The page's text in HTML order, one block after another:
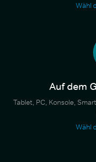
Wähl
Auf dem
Tablet, PC, Konsole,
Wähl